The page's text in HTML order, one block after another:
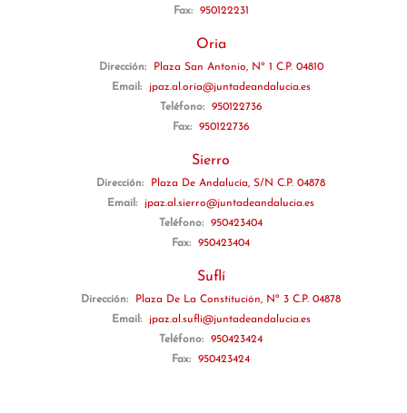
Fax:
950122231
Oria
Dirección:
Plaza San Antonio, Nº 1 C.P. 04810
Email:
jpaz.al.oria@juntadeandalucia.es
Teléfono:
950122736
Fax:
950122736
Sierro
Dirección:
Plaza De Andalucía, S/N C.P. 04878
Email:
jpaz.al.sierro@juntadeandalucia.es
Teléfono:
950423404
Fax:
950423404
Suflí
Dirección:
Plaza De La Constitución, Nº 3 C.P. 04878
Email:
jpaz.al.sufli@juntadeandalucia.es
Teléfono:
950423424
Fax:
950423424